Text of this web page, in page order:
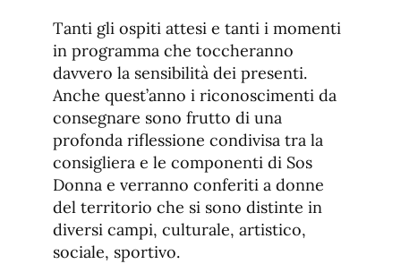
de
fuente
de
fuente.
Tanti gli ospiti attesi e tanti i momenti
in programma che toccheranno
davvero la sensibilità dei presenti.
Anche quest’anno i riconoscimenti da
consegnare sono frutto di una
profonda riflessione condivisa tra la
consigliera e le componenti di Sos
Donna e verranno conferiti a donne
del territorio che si sono distinte in
diversi campi, culturale, artistico,
sociale, sportivo.